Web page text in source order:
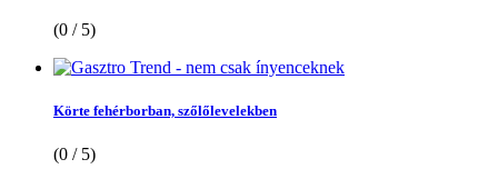
(0 / 5)
Körte fehérborban, szőlőlevelekben
(0 / 5)